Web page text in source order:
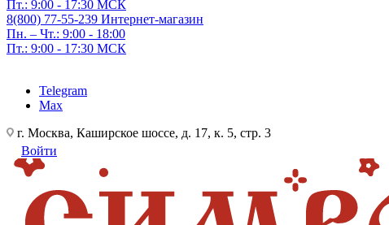
Пт.: 9:00 - 17:30 МСК
8(800) 77-55-239 Интернет-магазин
Пн. – Чт.: 9:00 - 18:00
Пт.: 9:00 - 17:30 МСК
Telegram
Max
г. Москва, Каширское шоссе, д. 17, к. 5, стр. 3
Войти